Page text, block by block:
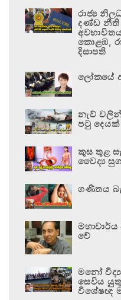
රාජ්‍ය
දණ්ඩ නීති
කොළඹ,
දිසාපති
ලෝකයේ
නැව්
පටු
කුස තුළ
වෛද්‍ය
ගණිතය
මහාචාර්ය
වේ
මනෝ
සෙවිය යුතු
විශේෂඥ